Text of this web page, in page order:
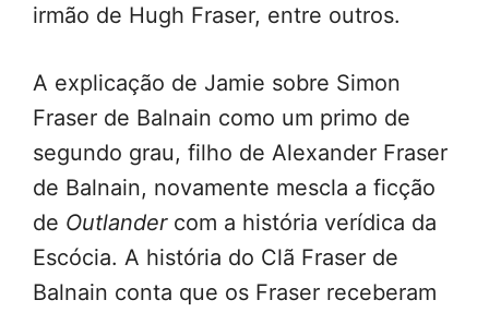
irmão de Hugh Fraser, entre outros.
A explicação de Jamie sobre Simon
Fraser de Balnain como um primo de
segundo grau, filho de Alexander Fraser
de Balnain, novamente mescla a ficção
de Outlandercom a história verídica da
Escócia. A história do Clã Fraser de
Balnain conta que os Fraser receberam